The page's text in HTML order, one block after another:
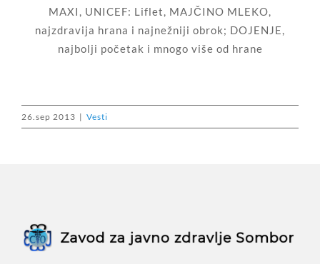
MAXI, UNICEF: Liflet, MAJČINO MLEKO,
najzdravija hrana i najnežniji obrok; DOJENJE,
najbolji početak i mnogo više od hrane
26.sep 2013 | Vesti